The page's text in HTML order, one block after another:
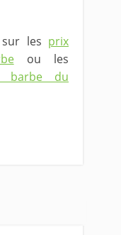
les prix
ou les
barbe du